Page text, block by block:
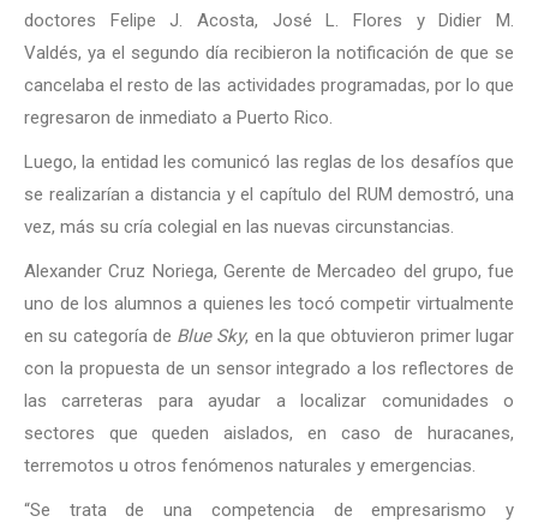
doctores Felipe J. Acosta, José L. Flores y Didier M.
Valdés, ya el segundo día recibieron la notificación de que se
cancelaba el resto de las actividades programadas, por lo que
regresaron de inmediato a Puerto Rico.
Luego, la entidad les comunicó las reglas de los desafíos que
se realizarían a distancia y el capítulo del RUM demostró, una
vez, más su cría colegial en las nuevas circunstancias.
Alexander Cruz Noriega, Gerente de Mercadeo del grupo, fue
uno de los alumnos a quienes les tocó competir virtualmente
en su categoría de Blue Sky, en la que obtuvieron primer lugar
con la propuesta de un sensor integrado a los reflectores de
las carreteras para ayudar a localizar comunidades o
sectores que queden aislados, en caso de huracanes,
terremotos u otros fenómenos naturales y emergencias.
“Se trata de una competencia de empresarismo y